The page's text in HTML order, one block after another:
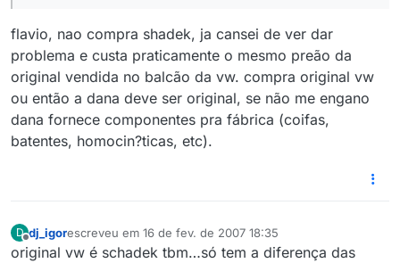
flavio, nao compra shadek, ja cansei de ver dar
problema e custa praticamente o mesmo preão da
original vendida no balcão da vw. compra original vw
ou então a dana deve ser original, se não me engano
dana fornece componentes pra fábrica (coifas,
batentes, homocin?ticas, etc).
D
Offline
dj_igorescreveu em 16 de fev. de 2007 18:35
última edição por
original vw é schadek tbm…só tem a diferença das